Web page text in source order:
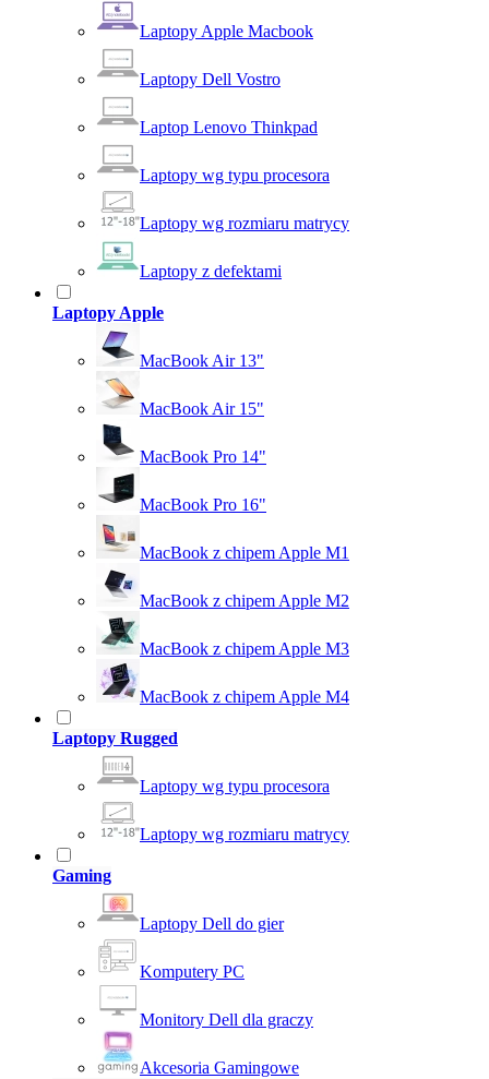
Laptopy Apple Macbook
Laptopy Dell Vostro
Laptop Lenovo Thinkpad
Laptopy wg typu procesora
Laptopy wg rozmiaru matrycy
Laptopy z defektami
Laptopy Apple
MacBook Air 13"
MacBook Air 15"
MacBook Pro 14"
MacBook Pro 16"
MacBook z chipem Apple M1
MacBook z chipem Apple M2
MacBook z chipem Apple M3
MacBook z chipem Apple M4
Laptopy Rugged
Laptopy wg typu procesora
Laptopy wg rozmiaru matrycy
Gaming
Laptopy Dell do gier
Komputery PC
Monitory Dell dla graczy
Akcesoria Gamingowe